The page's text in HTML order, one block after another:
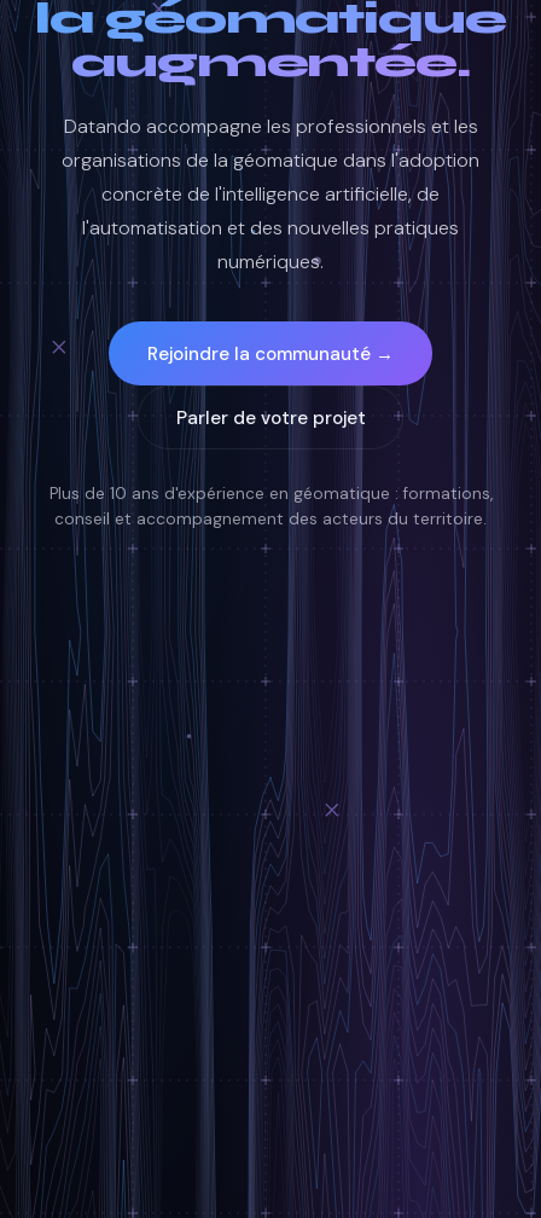
la géomatique
augmentée.
Datando accompagne les professionnels et les
organisations de la géomatique dans l'adoption
concrète de l'intelligence artificielle, de
l'automatisation et des nouvelles pratiques
numériques.
Rejoindre la communauté →
Parler de votre projet
Plus de 10 ans d'expérience en géomatique : formations,
conseil et accompagnement des acteurs du territoire.